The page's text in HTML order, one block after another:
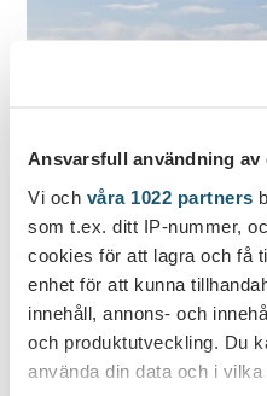
Ansvarsfull användning
Vi och våra 1022 partners
som t.ex. ditt IP-nummer,
cookies för att lagra och få
enhet för att kunna
innehåll, annons- och
och produktutveckling. Du
använda din data och i vilka